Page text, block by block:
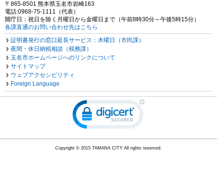
〒865-8501 熊本県玉名市岩崎163
電話:0968-75-1111（代表）
開庁日：祝日を除く月曜日から金曜日まで（午前8時30分～午後5時15分）
各課直通のお問い合わせ先はこちら
証明書発行の窓口延長サービス：木曜日（市民課）
夜間・休日納税相談（税務課）
玉名市ホームページへのリンクについて
サイトマップ
ウェブアクセシビリティ
Foreign Language
Copyright © 2015 TAMANA CITY All rights reserved.